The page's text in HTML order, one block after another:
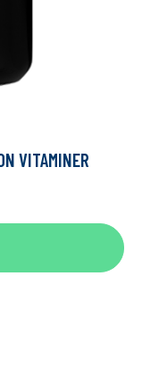
VITAMINER